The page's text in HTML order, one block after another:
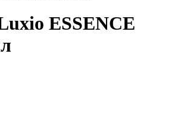
ESSENCE